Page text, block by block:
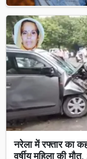
नरेला में रफ्तार का
वर्षीय महिला की